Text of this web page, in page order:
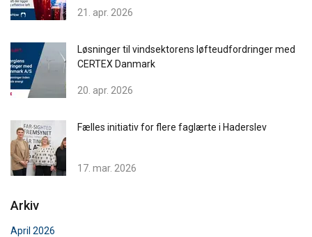
21. apr. 2026
Løsninger til vindsektorens løfteudfordringer med
CERTEX Danmark
20. apr. 2026
Fælles initiativ for flere faglærte i Haderslev
17. mar. 2026
Arkiv
April 2026
ENGLISH TRANSLATION
Denne hjemmeside bruger
cookies
Vi bruger cookies til at tilpasse indhold,